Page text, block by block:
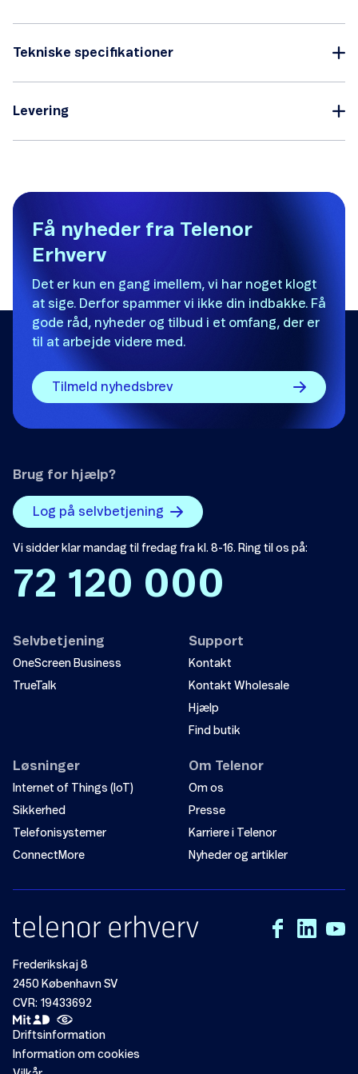
Tekniske specifikationer
Levering
Få nyheder fra Telenor
Erhverv
Det er kun en gang imellem, vi har noget klogt
at sige. Derfor spammer vi ikke din indbakke. Få
gode råd, nyheder og tilbud i et omfang, der er
til at arbejde videre med.
Tilmeld nyhedsbrev
Brug for hjælp?
Log på selvbetjening
Vi sidder klar mandag til fredag fra kl. 8-16. Ring til os på:
72 120 000
Selvbetjening
OneScreen Business
TrueTalk
Support
Kontakt
Kontakt Wholesale
Hjælp
Find butik
Løsninger
Internet of Things (IoT)
Sikkerhed
Telefonisystemer
ConnectMore
Om Telenor
Om os
Presse
Karriere i Telenor
Nyheder og artikler
Frederikskaj 8
2450 København SV
CVR: 19433692
Driftsinformation
Information om cookies